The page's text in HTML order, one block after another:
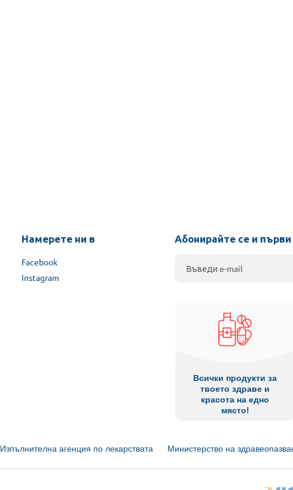
Намерете ни в
Facebook
Instagram
Абонирайте се и
Всички продукти за
твоето здраве и
красота на едно
място!
Изпълнителна агенция по лекарствата Министерство на